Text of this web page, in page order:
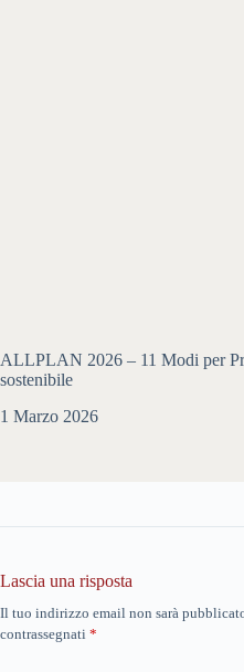
ALLPLAN 2026 – 11 Modi per
sostenibile
1 Marzo 2026
Lascia una risposta
Il tuo indirizzo email non sarà
contrassegnati *